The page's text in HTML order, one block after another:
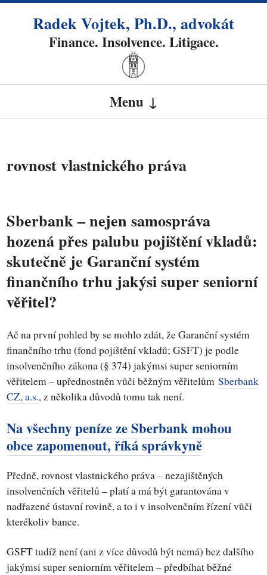
Radek Vojtek, Ph.D., advokát
Finance. Insolvence. Litigace.
Menu
rovnost vlastnického práva
Sberbank – nejen samospráva
hozená přes palubu pojištění vkladů:
skutečně je Garanční systém
finančního trhu jakýsi super seniorní
věřitel?
Ač na první pohled by se mohlo zdát, že Garanční systém
finančního trhu (fond pojištění vkladů; GSFT) je podle
insolvenčního zákona (§ 374) jakýmsi super seniorním
věřitelem – upřednostněn vůči běžným věřitelůmSberbank
CZ, a.s., z několika důvodů tomu tak není.
Na všechny peníze ze Sberbank mohou
obce zapomenout, říká správkyně
Předně, rovnost vlastnického práva – nezajištěných
insolvenčních věřitelů – platí a má být garantována v
nadřazené ústavní rovině, a to i v insolvenčním řízení vůči
kterékoliv bance.
GSFT tudíž není (ani z více důvodů být nemá) bez dalšího
jakýmsi super seniorním věřitelem – předbíhat běžné